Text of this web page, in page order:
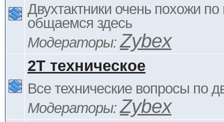
Двухтактники очень похожи по
общаемся здесь
Модераторы:Zybex
2Т техническое
Все технические вопросы по
Модераторы:Zybex